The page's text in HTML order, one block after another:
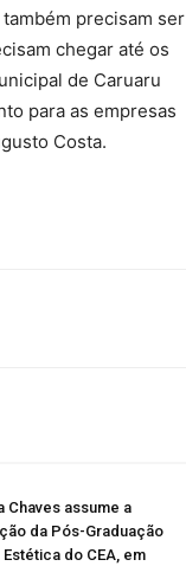
precisam ser
chegar até os
de Caruaru
para as empresas
Costa.
Chaves assume a
da Pós-Graduação
Estética do CEA, em